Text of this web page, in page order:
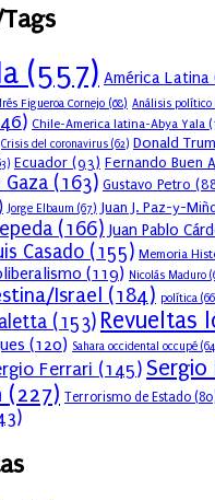
(557) América Latina
Figueroa Cornejo (68) Análisis político
Chile-America latina-Abya Yala
Crisis del coronavirus (62) Donald
Ecuador (93) Fernando Buen
(163) Gustavo Petro
Jorge Elbaum (67) Juan J. Paz-y-
(166) Juan Pablo
Casado (155) Memoria
(119) Nicolás Maduro
Israel (184) política
(153) Revueltas
(120) Sahara occidental occupé
Ferrari (145) Sergio
(227) Terrorismo de Estado